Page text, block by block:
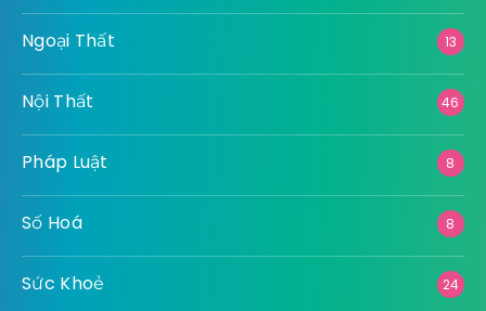
Ngoại Thất 13
Nội Thất 46
Pháp Luật 8
Số Hoá 8
Sức Khoẻ 24